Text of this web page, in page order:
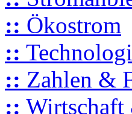
:: Ökostrom
::
:: Zahlen &
::